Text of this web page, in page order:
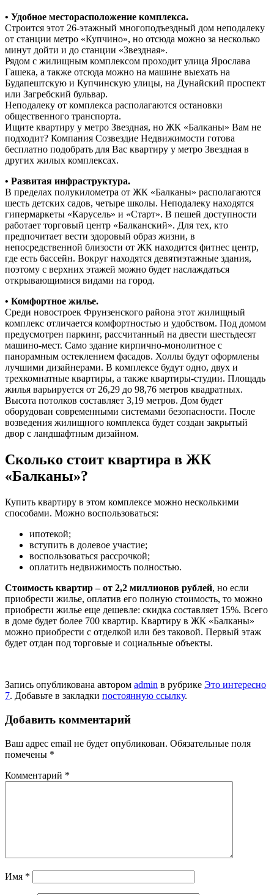
• Удобное месторасположение комплекса.
Строится этот 26-этажный многоподъездный дом неподалеку
от станции метро «Купчино», но отсюда можно за несколько
минут дойти и до станции «Звездная».
Рядом с жилищным комплексом проходит улица Ярослава
Гашека, а также отсюда можно на машине выехать на
Будапештскую и Купчинскую улицы, на Дунайский проспект
или Загребский бульвар.
Неподалеку от комплекса располагаются остановки
общественного транспорта.
Ищите квартиру у метро Звездная, но ЖК «Балканы» Вам не
подходит? Компания Созвездие Недвижимости готова
бесплатно подобрать для Вас квартиру у метро Звездная в
других жилых комплексах.
• Развитая инфраструктура.
В пределах полукилометра от ЖК «Балканы» располагаются
шесть детских садов, четыре школы. Неподалеку находятся
гипермаркеты «Карусель» и «Старт». В пешей доступности
работает торговый центр «Балканский». Для тех, кто
предпочитает вести здоровый образ жизни, в
непосредственной близости от ЖК находится фитнес центр,
где есть бассейн. Вокруг находятся девятиэтажные здания,
поэтому с верхних этажей можно будет наслаждаться
открывающимися видами на город.
• Комфортное жилье.
Среди новостроек Фрунзенского района этот жилищный
комплекс отличается комфортностью и удобством. Под домом
предусмотрен паркинг, рассчитанный на двести шестьдесят
машино-мест. Само здание кирпично-монолитное с
панорамным остеклением фасадов. Холлы будут оформлены
лучшими дизайнерами. В комплексе будут одно, двух и
трехкомнатные квартиры, а также квартиры-студии. Площадь
жилья варьируется от 26,29 до 98,76 метров квадратных.
Высота потолков составляет 3,19 метров. Дом будет
оборудован современными системами безопасности. После
возведения жилищного комплекса будет создан закрытый
двор с ландшафтным дизайном.
Сколько стоит квартира в ЖК
«Балканы»?
Купить квартиру в этом комплексе можно несколькими
способами. Можно воспользоваться:
ипотекой;
вступить в долевое участие;
воспользоваться рассрочкой;
оплатить недвижимость полностью.
Стоимость квартир – от 2,2 миллионов рублей, но если
приобрести жилье, оплатив его полную стоимость, то можно
приобрести жилье еще дешевле: скидка составляет 15%. Всего
в доме будет более 700 квартир. Квартиру в ЖК «Балканы»
можно приобрести с отделкой или без таковой. Первый этаж
будет отдан под торговые и социальные объекты.
Запись опубликована автором admin в рубрике Это интересно
7. Добавьте в закладки постоянную ссылку.
Добавить комментарий
Ваш адрес email не будет опубликован. Обязательные поля
помечены *
Комментарий *
Имя *